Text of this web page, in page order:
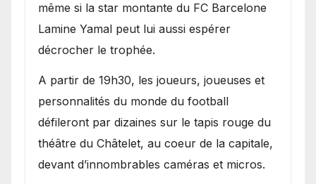
même si la star montante du FC Barcelone
Lamine Yamal peut lui aussi espérer
décrocher le trophée.
A partir de 19h30, les joueurs, joueuses et
personnalités du monde du football
défileront par dizaines sur le tapis rouge du
théâtre du Châtelet, au coeur de la capitale,
devant d’innombrables caméras et micros.